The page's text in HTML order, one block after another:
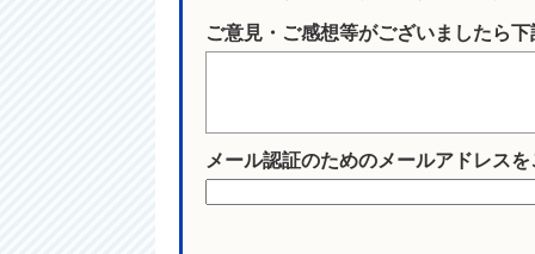
ご意見・ご感想等がございましたら
メール認証のためのメールアドレス